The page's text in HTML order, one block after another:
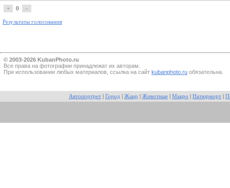
+ 0 –
Результаты голосования
© 2003-2026 KubanPhoto.ru
Все прaва на фотографии принадлежат их авторам.
При использовании любых материалов, ссылка на сайт kubanphoto.ru обязательна.
Автопортрет Город Жанр Животные Макро Натюрморт